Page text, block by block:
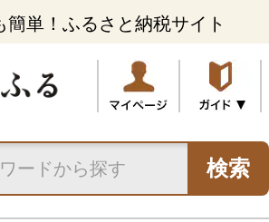
簡単！ふるさと納税サイト
検索